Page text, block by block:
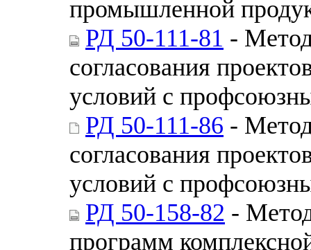
промышленной
РД 50-111-81 -
согласования
условий с
РД 50-111-86 -
согласования
условий с
РД 50-158-82 -
программ